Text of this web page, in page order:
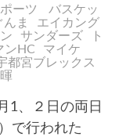
ーツ
バスケッ
ま
エイカング
サンダーズ
ト
ンHC
マイケ
都宮ブレックス
1、２日の両日
で行われた